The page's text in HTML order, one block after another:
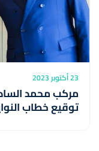
23 أكتوبر 2023
مركب محمد
توقيع خطاب